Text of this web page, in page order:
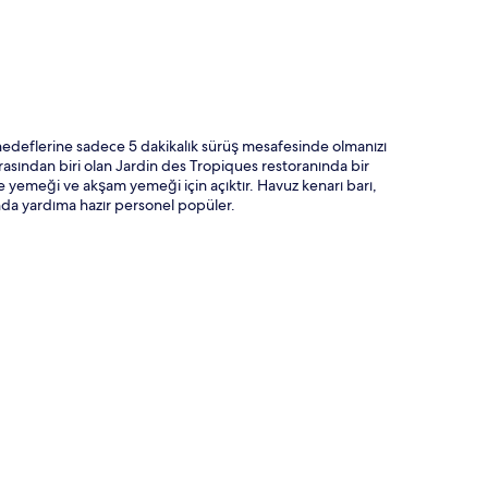
sadece 5 dakikalık sürüş mesafesinde olmanızı
biri olan Jardin des Tropiques restoranında bir
ve akşam yemeği için açıktır. Havuz kenarı barı,
yardıma hazır personel popüler.